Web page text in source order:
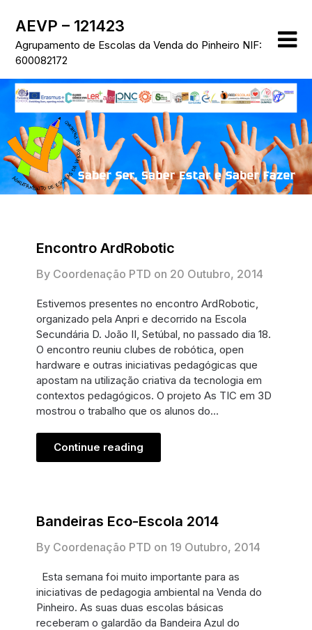
content
AEVP – 121423
Agrupamento de Escolas da Venda do Pinheiro NIF:
600082172
Encontro ArdRobotic
By Coordenação PTD on 20 Outubro, 2014
Estivemos presentes no encontro ArdRobotic,
organizado pela Anpri e decorrido na Escola
Secundária D. João II, Setúbal, no passado dia 18.
O encontro reuniu clubes de robótica, open
hardware e outras iniciativas pedagógicas que
apostam na utilização criativa da tecnologia em
contextos pedagógicos. O projeto As TIC em 3D
mostrou o trabalho que os alunos do…
Continue reading
Bandeiras Eco-Escola 2014
By Coordenação PTD on 19 Outubro, 2014
Esta semana foi muito importante para as
iniciativas de pedagogia ambiental na Venda do
Pinheiro. As suas duas escolas básicas
receberam o galardão da Bandeira Azul do